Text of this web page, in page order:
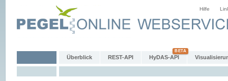
Hilfe
Überblick REST-API HyDAS-API